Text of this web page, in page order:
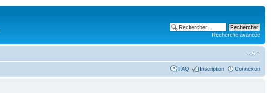
Recherche avancée
FAQ Inscription Connexion